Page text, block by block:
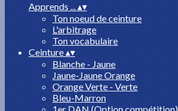
Apprends ...▴▾
Ton noeud de ceinture
L'arbitrage
Ton vocabulaire
Ceinture▴▾
Blanche - Jaune
Jaune-Jaune Orange
Orange Verte - Verte
Bleu-Marron